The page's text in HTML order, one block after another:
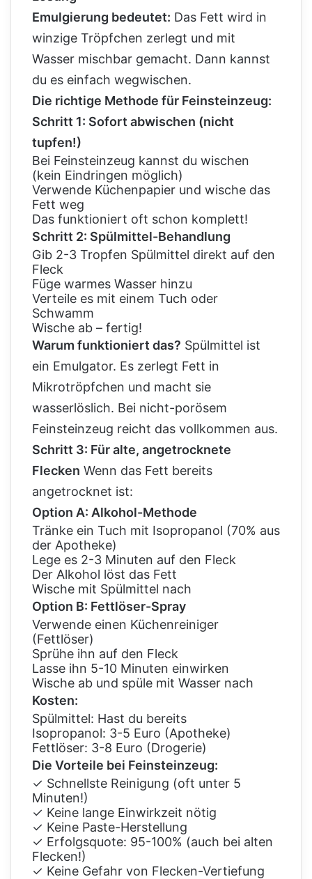
Emulgierung bedeutet: Das Fett wird in
winzige Tröpfchen zerlegt und mit
Wasser mischbar gemacht. Dann kannst
du es einfach wegwischen.
Die richtige Methode für Feinsteinzeug:
Schritt 1: Sofort abwischen (nicht
tupfen!)
Bei Feinsteinzeug kannst du wischen
(kein Eindringen möglich)
Verwende Küchenpapier und wische das
Fett weg
Das funktioniert oft schon komplett!
Schritt 2: Spülmittel-Behandlung
Gib 2-3 Tropfen Spülmittel direkt auf den
Fleck
Füge warmes Wasser hinzu
Verteile es mit einem Tuch oder
Schwamm
Wische ab – fertig!
Warum funktioniert das? Spülmittel ist
ein Emulgator. Es zerlegt Fett in
Mikrotröpfchen und macht sie
wasserlöslich. Bei nicht-porösem
Feinsteinzeug reicht das vollkommen aus.
Schritt 3: Für alte, angetrocknete
Flecken Wenn das Fett bereits
angetrocknet ist:
Option A: Alkohol-Methode
Tränke ein Tuch mit Isopropanol (70% aus
der Apotheke)
Lege es 2-3 Minuten auf den Fleck
Der Alkohol löst das Fett
Wische mit Spülmittel nach
Option B: Fettlöser-Spray
Verwende einen Küchenreiniger
(Fettlöser)
Sprühe ihn auf den Fleck
Lasse ihn 5-10 Minuten einwirken
Wische ab und spüle mit Wasser nach
Kosten:
Spülmittel: Hast du bereits
Isopropanol: 3-5 Euro (Apotheke)
Fettlöser: 3-8 Euro (Drogerie)
Die Vorteile bei Feinsteinzeug:
✓ Schnellste Reinigung (oft unter 5
Minuten!)
✓ Keine lange Einwirkzeit nötig
✓ Keine Paste-Herstellung
✓ Erfolgsquote: 95-100% (auch bei alten
Flecken!)
✓ Keine Gefahr von Flecken-Vertiefung